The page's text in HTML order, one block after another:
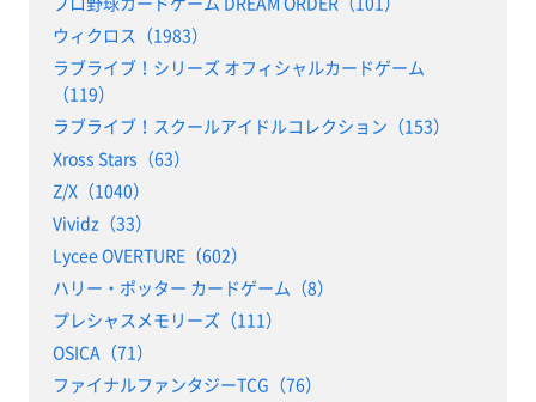
ウィクロス（1983）
ラブライブ！シリーズ オフィシャルカードゲーム
（119）
ラブライブ！スクールアイドルコレクション（153）
Xross Stars（63）
Z/X（1040）
Vividz（33）
Lycee OVERTURE（602）
ハリー・ポッター カードゲーム（8）
プレシャスメモリーズ（111）
OSICA（71）
ファイナルファンタジーTCG（76）